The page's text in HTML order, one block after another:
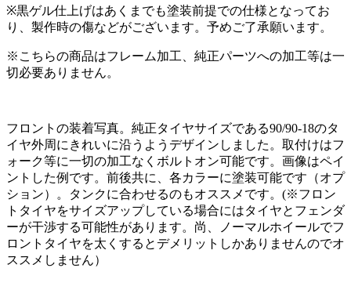
※黒ゲル仕上げはあくまでも塗装前提での仕様となってお
り、製作時の傷などがございます。予めご了承願います。
※こちらの商品はフレーム加工、純正パーツへの加工等は一
切必要ありません。
フロントの装着写真。純正タイヤサイズである90/90-18のタ
イヤ外周にきれいに沿うようデザインしました。取付けはフ
ォーク等に一切の加工なくボルトオン可能です。画像はペイ
ントした例です。前後共に、各カラーに塗装可能です（オプ
ション）。タンクに合わせるのもオススメです。(※フロン
トタイヤをサイズアップしている場合にはタイヤとフェンダ
ーが干渉する可能性があります。尚、ノーマルホイールでフ
ロントタイヤを太くするとデメリットしかありませんのでオ
ススメしません）